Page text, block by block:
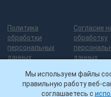
Политика
обработки
персональных
данных
Согласие
обработку
данных
© ИДПО
Нашли ошибку
Мы используем файлы
правильную работу веб-
соглашаетесь с